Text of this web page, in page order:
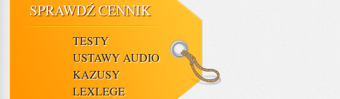
SPRAWDŹ CENNIK
TESTY
USTAWY AUDIO
KAZUSY
LEXLEGE